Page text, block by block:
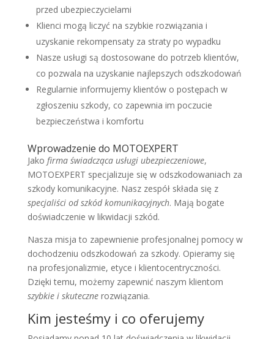
przed ubezpieczycielami
Klienci mogą liczyć na szybkie rozwiązania i
uzyskanie rekompensaty za straty po wypadku
Nasze usługi są dostosowane do potrzeb klientów,
co pozwala na uzyskanie najlepszych odszkodowań
Regularnie informujemy klientów o postępach w
zgłoszeniu szkody, co zapewnia im poczucie
bezpieczeństwa i komfortu
Wprowadzenie do MOTOEXPERT
Jako firma świadcząca usługi ubezpieczeniowe,
MOTOEXPERT specjalizuje się w odszkodowaniach za
szkody komunikacyjne. Nasz zespół składa się z
specjaliści od szkód komunikacyjnych. Mają bogate
doświadczenie w likwidacji szkód.
Nasza misja to zapewnienie profesjonalnej pomocy w
dochodzeniu odszkodowań za szkody. Opieramy się
na profesjonalizmie, etyce i klientocentryczności.
Dzięki temu, możemy zapewnić naszym klientom
szybkie i skutecznerozwiązania.
Kim jesteśmy i co oferujemy